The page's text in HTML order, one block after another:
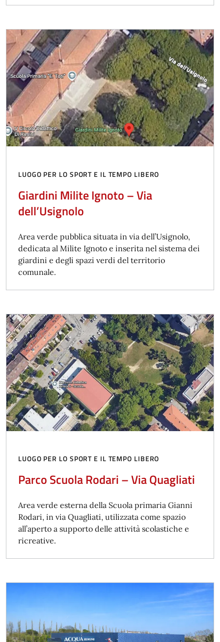
LUOGO PER LO SPORT E IL TEMPO LIBERO
Giardini Milite Ignoto – Via
dell’Usignolo
Area verde pubblica situata in via dell’Usignolo,
dedicata al Milite Ignoto e inserita nel sistema dei
giardini e degli spazi verdi del territorio
comunale.
LUOGO PER LO SPORT E IL TEMPO LIBERO
Parco Scuola Rodari – Via Quagliati
Area verde esterna della Scuola primaria Gianni
Rodari, in via Quagliati, utilizzata come spazio
all’aperto a supporto delle attività scolastiche e
ricreative.